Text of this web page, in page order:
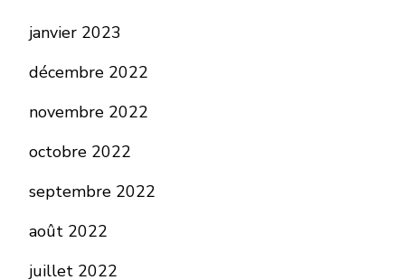
janvier 2023
décembre 2022
novembre 2022
octobre 2022
septembre 2022
août 2022
juillet 2022